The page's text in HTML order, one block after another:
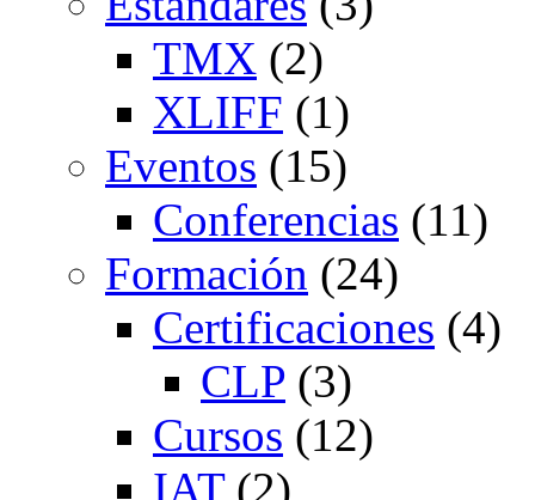
TMX (2)
XLIFF (1)
Eventos (15)
Conferencias (11)
Formación (24)
Certificaciones (4)
CLP (3)
Cursos (12)
IAT(2)